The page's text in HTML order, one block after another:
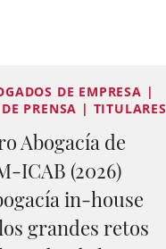
DE EMPRESA |
PRENSA | TITULARES
Abogacía de
ICAB (2026)
in-house
grandes retos